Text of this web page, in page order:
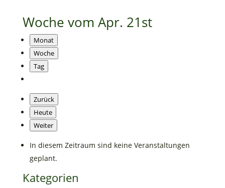
Woche vom Apr. 21st
Monat
Woche
Tag
Zurück
Heute
Weiter
In diesem Zeitraum sind keine Veranstaltungen
geplant.
Kategorien